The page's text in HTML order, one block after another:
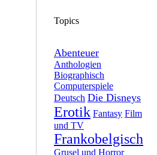
Topics
Abenteuer
Anthologien
Biographisch
Computerspiele
Deutsch Die Disneys
Erotik Fantasy Film
und TV
Frankobelgisch
Grusel und Horror